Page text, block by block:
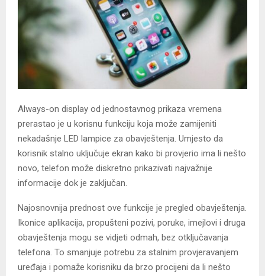
Always-on display od jednostavnog prikaza vremena
prerastao je u korisnu funkciju koja može zamijeniti
nekadašnje LED lampice za obavještenja. Umjesto da
korisnik stalno uključuje ekran kako bi provjerio ima li nešto
novo, telefon može diskretno prikazivati najvažnije
informacije dok je zaključan.
Najosnovnija prednost ove funkcije je pregled obavještenja.
Ikonice aplikacija, propušteni pozivi, poruke, imejlovi i druga
obavještenja mogu se vidjeti odmah, bez otključavanja
telefona. To smanjuje potrebu za stalnim provjeravanjem
uređaja i pomaže korisniku da brzo procijeni da li nešto